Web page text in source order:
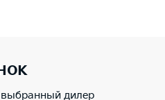
выбранный дилер